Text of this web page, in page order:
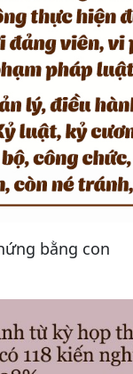
bằng con